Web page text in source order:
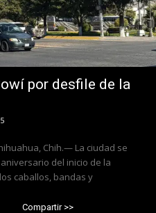
por desfile de la
Chih.— La ciudad se
del inicio de la
caballos, bandas y
Compartir >>